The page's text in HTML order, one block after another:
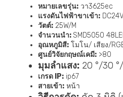
หมายเลขรุ่น: วา3625ec
แรงดันไฟฟ้าขาเข้า:
วัตต์: 25W/M
จำนวนนำ:SMD5050
อุณหภูมิสี: โมโน/ เสียง/
ศูนย์วิจัยกฤษณ์เคมี: >80
มุมลำแสง: 20 °/30
เกรด IP: ip67
สายเข้า: หน้า